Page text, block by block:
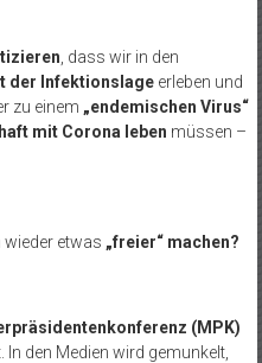
, dass wir in den
der Infektionslageerleben und
zu einem „endemischen Virus“
mit Corona leben müssen –
etwas „freier“ machen?
(MPK)
In den Medien wird gemunkelt,